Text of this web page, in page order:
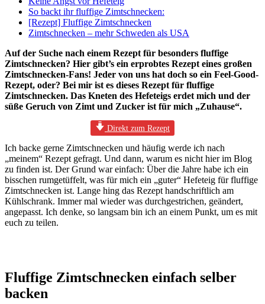
So backt ihr fluffige Zimtschnecken:
[Rezept] Fluffige Zimtschnecken
Zimtschnecken – mehr Schweden als USA
Auf der Suche nach einem Rezept für besonders fluffige
Zimtschnecken? Hier gibt’s ein erprobtes Rezept eines großen
Zimtschnecken-Fans! Jeder von uns hat doch so ein Feel-Good-
Rezept, oder? Bei mir ist es dieses Rezept für fluffige
Zimtschnecken. Das Kneten des Hefeteigs erdet mich und der
süße Geruch von Zimt und Zucker ist für mich „Zuhause“.
Direkt zum Rezept
Ich backe gerne Zimtschnecken und häufig werde ich nach
„meinem“ Rezept gefragt. Und dann, warum es nicht hier im Blog
zu finden ist. Der Grund war einfach: Über die Jahre habe ich ein
bisschen rumgetüffelt, was für mich ein „guter“ Hefeteig für fluffige
Zimtschnecken ist. Lange hing das Rezept handschriftlich am
Kühlschrank. Immer mal wieder was durchgestrichen, geändert,
angepasst. Ich denke, so langsam bin ich an einem Punkt, um es mit
euch zu teilen.
Fluffige Zimtschnecken einfach selber
backen